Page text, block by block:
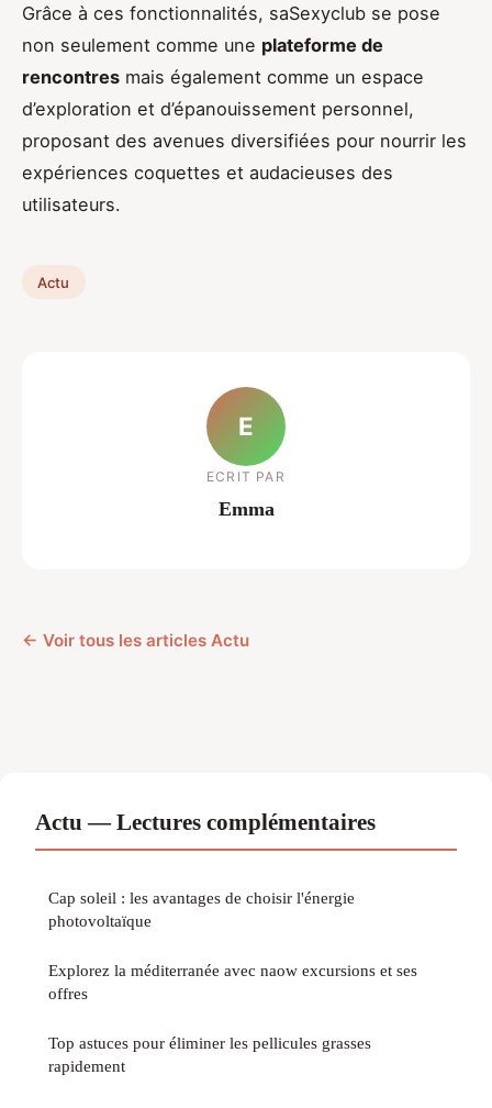
Grâce à ces fonctionnalités, saSexyclub se pose
non seulement comme une plateforme de
rencontres mais également comme un espace
d’exploration et d’épanouissement personnel,
proposant des avenues diversifiées pour nourrir les
expériences coquettes et audacieuses des
utilisateurs.
Actu
E
ECRIT PAR
Emma
← Voir tous les articles Actu
Actu — Lectures complémentaires
Cap soleil : les avantages de choisir l'énergie
photovoltaïque
Explorez la méditerranée avec naow excursions et ses
offres
Top astuces pour éliminer les pellicules grasses
rapidement